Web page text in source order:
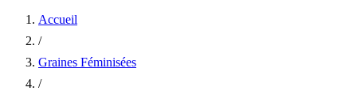
Accueil
/
Graines Féminisées
/